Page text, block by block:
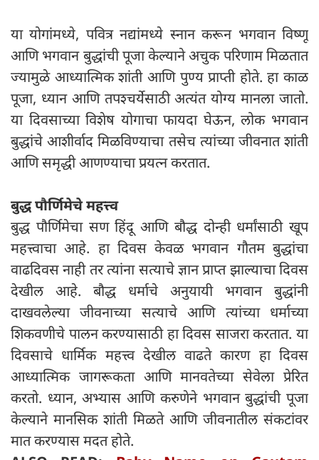
या योगांमध्ये, पवित्र नद्यांमध्ये स्नान करून भगवान विष्णू
आणि भगवान बुद्धांची पूजा केल्याने अचुक परिणाम मिळतात
ज्यामुळे आध्यात्मिक शांती आणि पुण्य प्राप्ती होते. हा काळ
पूजा, ध्यान आणि तपश्चर्येसाठी अत्यंत योग्य मानला जातो.
या दिवसाच्या विशेष योगाचा फायदा घेऊन, लोक भगवान
बुद्धांचे आशीर्वाद मिळविण्याचा तसेच त्यांच्या जीवनात शांती
आणि समृद्धी आणण्याचा प्रयत्न करतात.
बुद्ध पौर्णिमेचे महत्त्व
बुद्ध पौर्णिमेचा सण हिंदू आणि बौद्ध दोन्ही धर्मांसाठी खूप
महत्त्वाचा आहे. हा दिवस केवळ भगवान गौतम बुद्धांचा
वाढदिवस नाही तर त्यांना सत्याचे ज्ञान प्राप्त झाल्याचा दिवस
देखील आहे. बौद्ध धर्माचे अनुयायी भगवान बुद्धांनी
दाखवलेल्या जीवनाच्या सत्याचे आणि त्यांच्या धर्माच्या
शिकवणीचे पालन करण्यासाठी हा दिवस साजरा करतात. या
दिवसाचे धार्मिक महत्त्व देखील वाढते कारण हा दिवस
आध्यात्मिक जागरूकता आणि मानवतेच्या सेवेला प्रेरित
करतो. ध्यान, अभ्यास आणि करुणेने भगवान बुद्धांची पूजा
केल्याने मानसिक शांती मिळते आणि जीवनातील संकटांवर
मात करण्यास मदत होते.